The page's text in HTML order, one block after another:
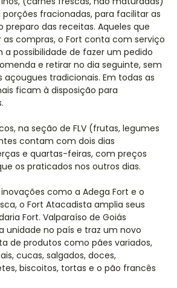
fracionadas, para facilitar as
preparo das receitas. Aqueles que
compras, o Fort conta com serviço
a possibilidade de fazer um pedido
e retirar no dia seguinte, sem
açougues tradicionais. Em todas as
ficam à disposição para
na seção de FLV (frutas, legumes
contam com dois dias
e quartas-feiras, com preços
os praticados nos outros dias.
como a Adega Fort e o
o Fort Atacadista amplia seus
Fort. Valparaíso de Goiás
unidade no país e traz um novo
de produtos como pães variados,
cucas, salgados, doces,
biscoitos, tortas e o pão francês